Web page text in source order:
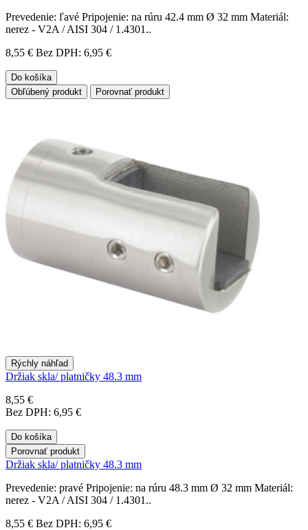
Prevedenie: ľavé Pripojenie: na rúru 42.4 mm Ø 32 mm Materiál:
nerez - V2A / AISI 304 / 1.4301..
8,55 € Bez DPH: 6,95 €
Do košíka
Obľúbený produkt
Porovnať produkt
Rýchly náhľad
Držiak skla/ platničky 48.3 mm
8,55 €
Bez DPH: 6,95 €
Do košíka
Porovnať produkt
Držiak skla/ platničky 48.3 mm
Prevedenie: pravé Pripojenie: na rúru 48.3 mm Ø 32 mm Materiál:
nerez - V2A / AISI 304 / 1.4301..
8,55 € Bez DPH: 6,95 €